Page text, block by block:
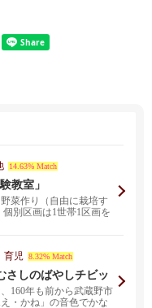
14.63% Match
教室」
菜作り（自由に栽培す
別区画は1世帯1区画を
育児 8.32% Match
さしのばやしチビッ
160年も前から武蔵野市
・かね」の音色でかな